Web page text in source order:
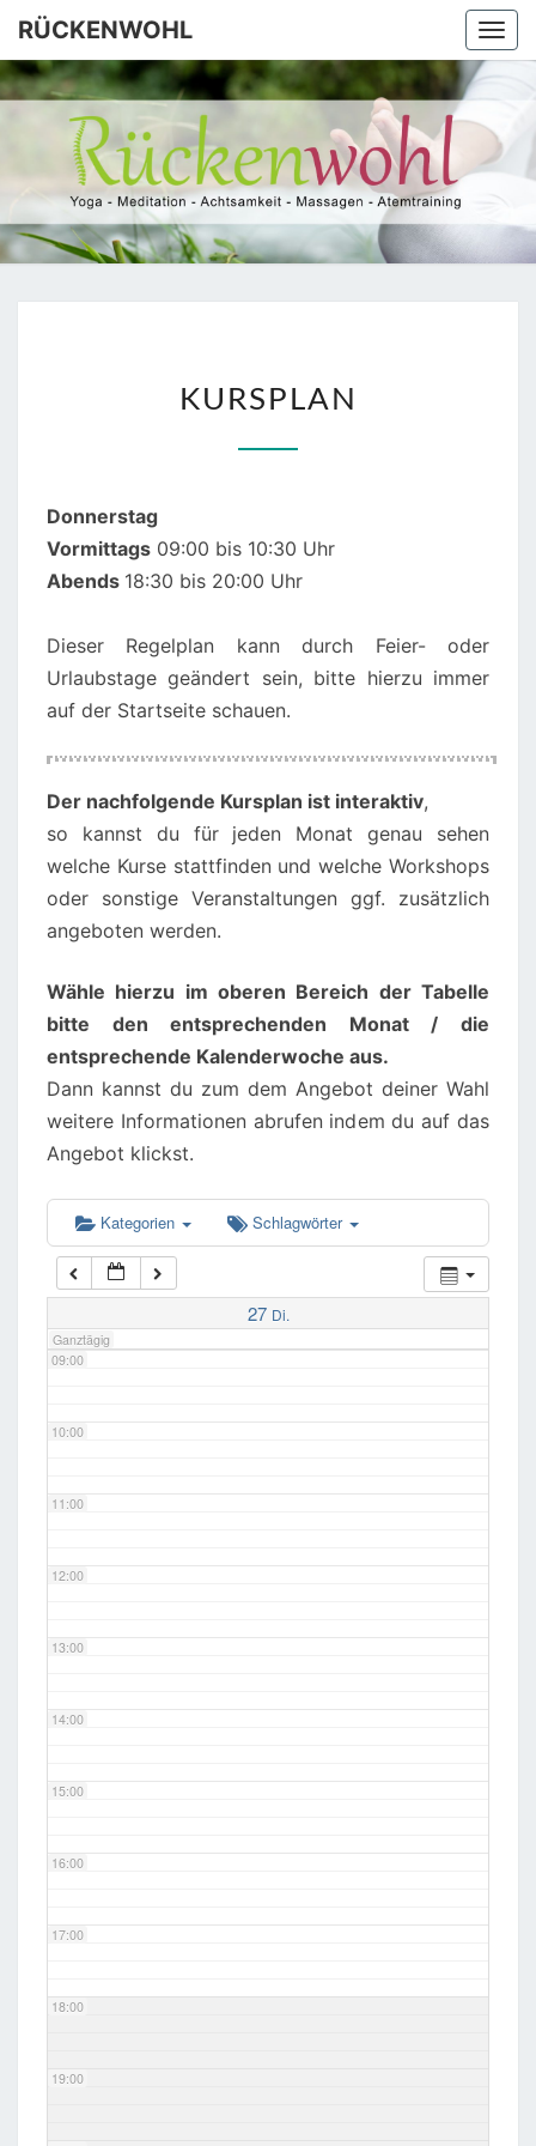
Skip
content
RÜCKENWOHL
Yoga –
Atemtraining
– Massage
KURSPLAN
Donnerstag
Vormittags 09:00 bis 10:30 Uhr
Abends 18:30 bis 20:00 Uhr
Dieser Regelplan kann durch Feier- oder
Urlaubstage geändert sein, bitte hierzu immer
auf der Startseite schauen.
Der nachfolgende Kursplan ist interaktiv,
so kannst du für jeden Monat genau sehen
welche Kurse stattfinden und welche Workshops
oder sonstige Veranstaltungen ggf. zusätzlich
angeboten werden.
Wähle hierzu im oberen Bereich der Tabelle
bitte den entsprechenden Monat / die
entsprechende Kalenderwoche aus.
Dann kannst du zum dem Angebot deiner Wahl
weitere Informationen abrufen indem du auf das
Angebot klickst.
Kategorien Schlagwörter
27 Di.
Ganztägig
00:00
02:00
03:00
04:00
06:00
07:00
08:00
09:00
10:00
11:00
12:00
13:00
14:00
15:00
16:00
17:00
18:00
19:00